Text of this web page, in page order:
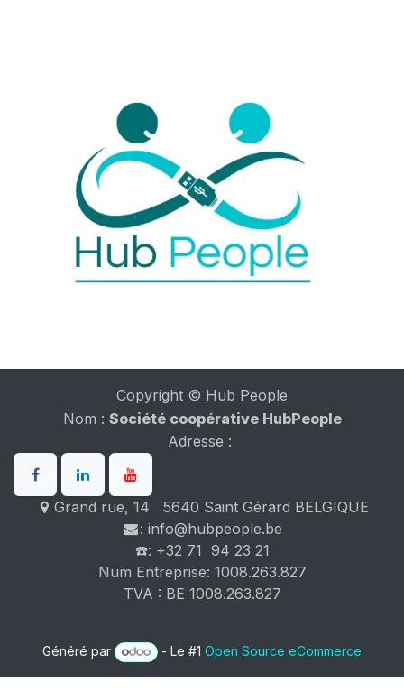
Copyright © Hub People
Nom : Société coopérative HubPeople
Adresse :
Grand rue, 14 5640 Saint Gérard BELGIQUE
: info@hubpeople.be
☎️: +32 71 94 23 21
Num Entreprise: 1008.263.827
TVA : BE 1008.263.827
Généré par - Le #1Open Source eCommerce